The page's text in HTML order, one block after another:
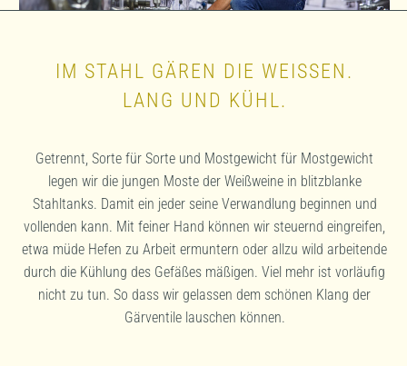
IM STAHL GÄREN DIE WEISSEN.
LANG UND KÜHL.
Getrennt, Sorte für Sorte und Mostgewicht für Mostgewicht
legen wir die jungen Moste der Weißweine in blitzblanke
Stahltanks. Damit ein jeder seine Verwandlung beginnen und
vollenden kann. Mit feiner Hand können wir steuernd eingreifen,
etwa müde Hefen zu Arbeit ermuntern oder allzu wild arbeitende
durch die Kühlung des Gefäßes mäßigen. Viel mehr ist vorläufig
nicht zu tun. So dass wir gelassen dem schönen Klang der
Gärventile lauschen können.